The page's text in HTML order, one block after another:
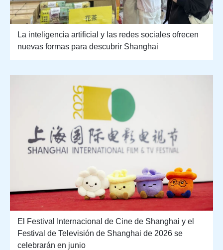
La inteligencia artificial y las redes sociales ofrecen
nuevas formas para descubrir Shanghai
El Festival Internacional de Cine de Shanghai y el
Festival de Televisión de Shanghai de 2026 se
celebrarán en junio